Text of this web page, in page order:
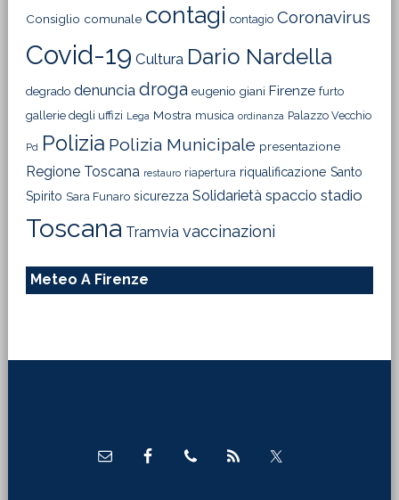
Consiglio comunale contagi contagio Coronavirus
Covid-19 Cultura Dario Nardella
degrado denuncia droga eugenio giani Firenze furto
gallerie degli uffizi Lega Mostra musica ordinanza Palazzo Vecchio
Pd Polizia Polizia Municipale presentazione
Regione Toscana restauro riapertura riqualificazione Santo
Spirito Sara Funaro sicurezza Solidarietà spaccio stadio
Toscana Tramvia vaccinazioni
Meteo A Firenze